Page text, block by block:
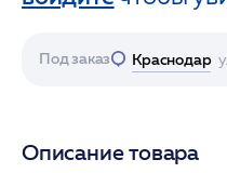
Под заказ Краснодар
Описание товара